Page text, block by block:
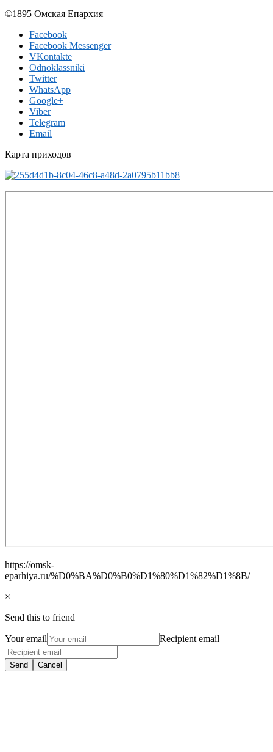
©1895 Омская Епархия
Facebook
Facebook Messenger
VKontakte
Odnoklassniki
Twitter
WhatsApp
Google+
Viber
Telegram
Email
Карта приходов
https://omsk-
eparhiya.ru/%D0%BA%D0%B0%D1%80%D1%82%D1%8B/
×
Send this to friend
Your email Recipient email
Send Cancel